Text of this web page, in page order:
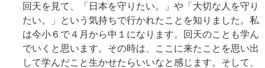
回天を見て、「日本を守りたい。」や「大切な人を守り
たい。」という気持ちで行かれたことを知りました。私
は今小６で４月から中１になります。回天のことも学ん
でいくと思います。その時は、ここに来たことを思い出
して学んだこと生かせたらいいなと感じます。そして、